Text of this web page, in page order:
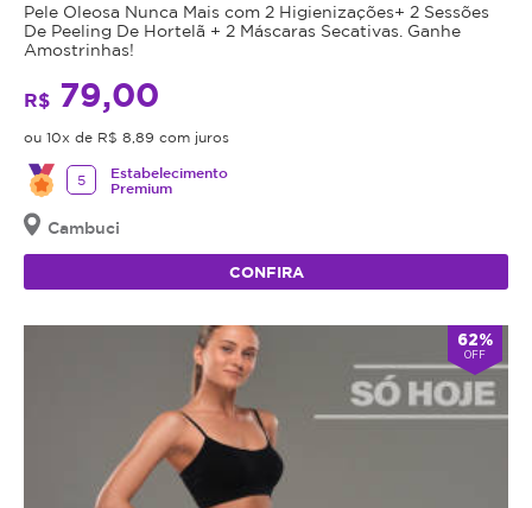
Pele Oleosa Nunca Mais com 2 Higienizações+ 2 Sessões
De Peeling De Hortelã + 2 Máscaras Secativas. Ganhe
Amostrinhas!
R$ 79,00
ou 10x de R$ 8,89 com juros
5
Estabelecimento
Premium
Cambuci
CONFIRA
62%
OFF